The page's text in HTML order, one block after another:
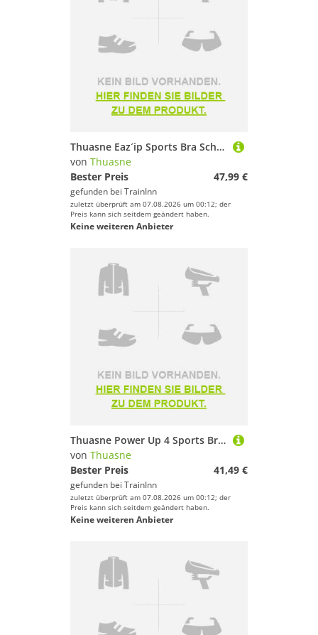
Thuasne Eaz´ip Sports Bra Schwarz 100 / E Frau
von Thuasne
Bester Preis
47,99 €
gefunden bei TrainInn
zuletzt überprüft am 07.08.2026 um 00:12; der
Preis kann sich seitdem geändert haben.
Keine weiteren Anbieter
Thuasne Power Up 4 Sports Bra Schwarz 90 / C Frau
von Thuasne
Bester Preis
41,49 €
gefunden bei TrainInn
zuletzt überprüft am 07.08.2026 um 00:12; der
Preis kann sich seitdem geändert haben.
Keine weiteren Anbieter